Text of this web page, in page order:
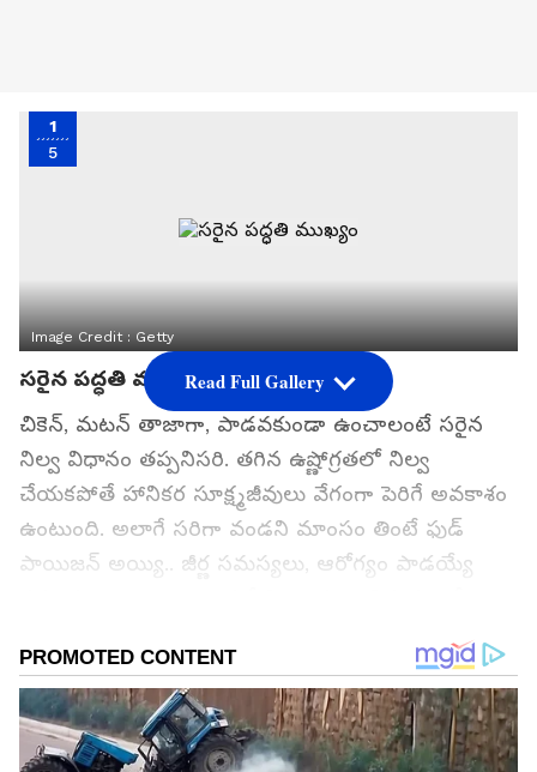
1
5
Image Credit :Getty
సరైన పద్ధతి ముఖ్యం
చికెన్, మటన్ తాజాగా, పాడవకుండా ఉంచాలంటే సరైన
నిల్వ విధానం తప్పనిసరి. తగిన ఉష్ణోగ్రతలో నిల్వ
చేయకపోతే హానికర సూక్ష్మజీవులు వేగంగా పెరిగే అవకాశం
ఉంటుంది. అలాగే సరిగా వండని మాంసం తింటే ఫుడ్
పాయిజన్ అయ్యి.. జీర్ణ సమస్యలు, ఆరోగ్యం పాడయ్యే
గూగుల్‌లో ఆసక్తికరమైన సమాచారం కోసం ఏసియానెట్ తెలుగు
ను మీ ఫ్రిఫర్డ్ సోర్స్ గా ఎంచుకోండి
Read Full Gallery